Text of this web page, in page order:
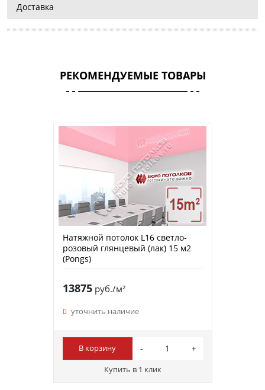
Доставка
РЕКОМЕНДУЕМЫЕ ТОВАРЫ
Натяжной потолок L16 светло-
розовый глянцевый (лак) 15 м2
(Pongs)
13875руб./м²
уточнить наличие
В корзину
Купить в 1 клик